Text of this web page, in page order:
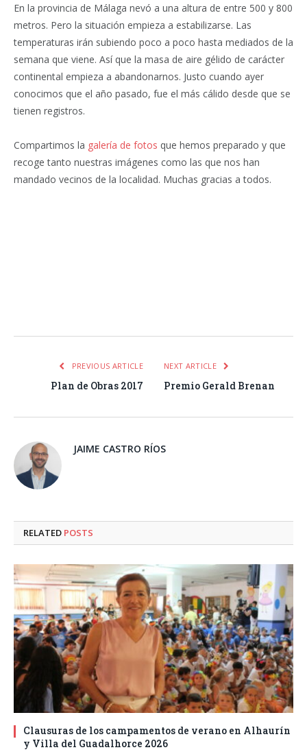
En la provincia de Málaga nevó a una altura de entre 500 y 800
metros. Pero la situación empieza a estabilizarse. Las
temperaturas irán subiendo poco a poco hasta mediados de la
semana que viene. Así que la masa de aire gélido de carácter
continental empieza a abandonarnos. Justo cuando ayer
conocimos que el año pasado, fue el más cálido desde que se
tienen registros.
Compartimos la galería de fotos que hemos preparado y que
recoge tanto nuestras imágenes como las que nos han
mandado vecinos de la localidad. Muchas gracias a todos.
PREVIOUS ARTICLE
Plan de Obras 2017
NEXT ARTICLE
Premio Gerald Brenan
JAIME CASTRO RÍOS
RELATED POSTS
Clausuras de los campamentos de verano en Alhaurín
y Villa del Guadalhorce 2026